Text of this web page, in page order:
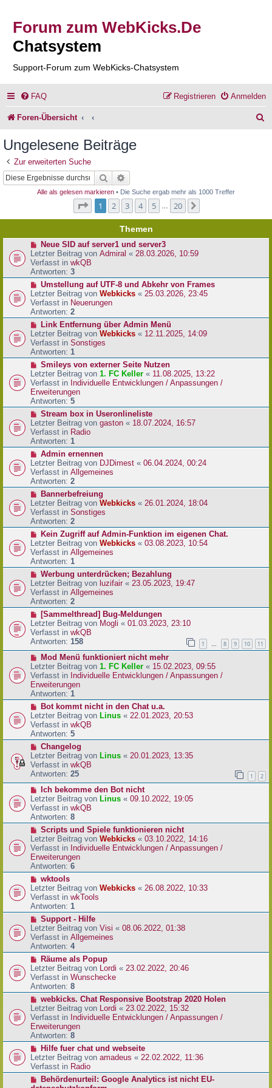
Forum zum WebKicks.De
Chatsystem
Support-Forum zum WebKicks-Chatsystem
FAQ Anmelden
Registrieren
Foren-Übersicht
Ungelesene Beiträge
Zur erweiterten Suche
Suche
Alle als gelesen markieren • Die Suche ergab mehr als 1000 Treffer
Seite von
1 2 3 4 5 20
Themen
N
e
u
e
r
B
e
i
t
a
g
Neue SID auf server1 und server3
Letzter Beitrag von Admiral « 28.03.2026, 10:59
Verfasst in wkQB
Antworten: 3
N
e
u
e
r
B
e
i
t
a
g
Umstellung auf UTF-8 und Abkehr von Frames
Letzter Beitrag von Webkicks « 25.03.2026, 23:45
Verfasst in Neuerungen
Antworten: 2
N
e
u
e
r
B
e
i
t
r
a
g
Link Entfernung über Admin Menü
Letzter Beitrag von Webkicks « 12.11.2025, 14:09
Verfasst in Sonstiges
Antworten: 1
N
e
u
e
r
B
e
i
t
r
a
g
Smileys von externer Seite Nutzen
Letzter Beitrag von 1. FC Keller « 11.08.2025, 13:22
Verfasst in Individuelle Entwicklungen / Anpassungen /
Erweiterungen
Antworten: 5
N
e
u
e
r
B
e
i
t
a
g
Stream box in Useronlineliste
Letzter Beitrag von gaston « 18.07.2024, 16:57
Verfasst in Radio
Antworten: 1
N
e
u
e
r
B
e
i
t
a
g
Admin ernennen
Letzter Beitrag von DJDimest « 06.04.2024, 00:24
Verfasst in Allgemeines
Antworten: 2
N
e
u
e
r
B
e
i
t
a
g
Bannerbefreiung
Letzter Beitrag von Webkicks « 26.01.2024, 18:04
Verfasst in Sonstiges
Antworten: 2
N
e
u
e
r
B
e
i
t
a
g
Kein Zugriff auf Admin-Funktion im eigenen Chat.
Letzter Beitrag von Webkicks « 03.08.2023, 10:54
Verfasst in Allgemeines
Antworten: 1
N
e
u
e
r
B
e
i
t
a
g
Werbung unterdrücken; Bezahlung
Letzter Beitrag von luzifair « 23.05.2023, 19:47
Verfasst in Allgemeines
Antworten: 2
N
e
u
e
r
B
e
i
t
r
a
g
[Sammelthread] Bug-Meldungen
Letzter Beitrag von Mogli « 01.03.2023, 23:10
Verfasst in wkQB
Antworten: 158 1 … 8 9 10 11
N
e
u
e
r
B
e
i
t
r
a
g
Mod Menü funktioniert nicht mehr
Letzter Beitrag von 1. FC Keller « 15.02.2023, 09:55
Verfasst in Individuelle Entwicklungen / Anpassungen /
Erweiterungen
Antworten: 1
N
e
u
e
r
B
e
i
t
a
g
Bot kommt nicht in den Chat u.a.
Letzter Beitrag von Linus « 22.01.2023, 20:53
Verfasst in wkQB
Antworten: 5
N
e
u
e
r
B
e
i
t
a
g
Changelog
Letzter Beitrag von Linus « 20.01.2023, 13:35
Verfasst in wkQB
Antworten: 25 1 2
N
e
u
e
r
B
e
i
t
r
a
g
Ich bekomme den Bot nicht
Letzter Beitrag von Linus « 09.10.2022, 19:05
Verfasst in wkQB
Antworten: 8
N
e
u
e
r
B
e
i
t
r
a
g
Scripts und Spiele funktionieren nicht
Letzter Beitrag von Webkicks « 03.10.2022, 14:16
Verfasst in Individuelle Entwicklungen / Anpassungen /
Erweiterungen
Antworten: 6
N
e
u
e
r
B
e
i
t
a
g
wktools
Letzter Beitrag von Webkicks « 26.08.2022, 10:33
Verfasst in wkTools
Antworten: 1
N
e
u
e
r
B
e
i
t
a
g
Support - Hilfe
Letzter Beitrag von Visi « 08.06.2022, 01:38
Verfasst in Allgemeines
Antworten: 4
N
e
u
e
r
B
e
i
t
r
a
g
Räume als Popup
Letzter Beitrag von Lordi « 23.02.2022, 20:46
Verfasst in Wunschecke
Antworten: 8
N
e
u
e
r
B
e
i
t
webkicks. Chat Responsive Bootstrap 2020 Holen
Letzter Beitrag von Lordi « 23.02.2022, 15:32
Verfasst in Individuelle Entwicklungen / Anpassungen /
Erweiterungen
Antworten: 8
N
e
u
e
Hilfe fuer chat und webseite
Letzter Beitrag von amadeus « 22.02.2022, 11:36
Verfasst in Radio
NBehördenurteil: Google Analytics ist nicht EU-